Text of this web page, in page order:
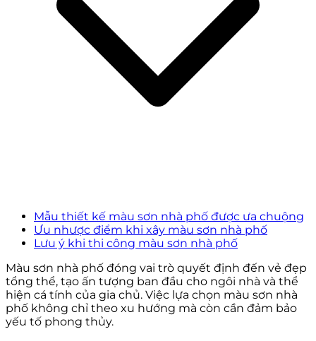
Mẫu thiết kế màu sơn nhà phố được ưa chuộng
Ưu nhược điểm khi xây màu sơn nhà phố
Lưu ý khi thi công màu sơn nhà phố
Màu sơn nhà phố đóng vai trò quyết định đến vẻ đẹp
tổng thể, tạo ấn tượng ban đầu cho ngôi nhà và thể
hiện cá tính của gia chủ. Việc lựa chọn màu sơn nhà
phố không chỉ theo xu hướng mà còn cần đảm bảo
yếu tố phong thủy.